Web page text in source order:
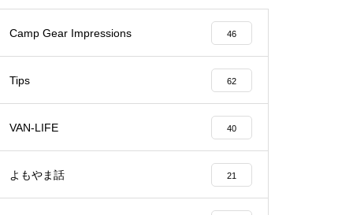
Camp Gear Impressions 46
Tips 62
VAN-LIFE 40
よもやま話 21